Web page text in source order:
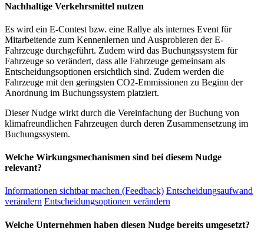
Nachhaltige Verkehrsmittel nutzen
Es wird ein E-Contest bzw. eine Rallye als internes Event für
Mitarbeitende zum Kennenlernen und Ausprobieren der E-
Fahrzeuge durchgeführt. Zudem wird das Buchungssystem für
Fahrzeuge so verändert, dass alle Fahrzeuge gemeinsam als
Entscheidungsoptionen ersichtlich sind. Zudem werden die
Fahrzeuge mit den geringsten CO2-Emmissionen zu Beginn der
Anordnung im Buchungssystem platziert.
Dieser Nudge wirkt durch die Vereinfachung der Buchung von
klimafreundlichen Fahrzeugen durch deren Zusammensetzung im
Buchungssystem.
Welche Wirkungsmechanismen sind bei diesem Nudge
relevant?
Informationen sichtbar machen (Feedback) Entscheidungsaufwand
verändern Entscheidungsoptionen verändern
Welche Unternehmen haben diesen Nudge bereits umgesetzt?